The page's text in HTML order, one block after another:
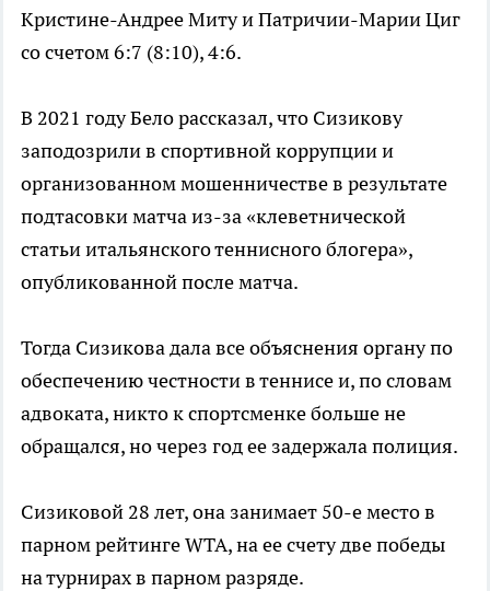
Кристине-Андрее Миту и Патричии-Марии Циг
со счетом 6:7 (8:10), 4:6.
В 2021 году Бело рассказал, что Сизикову
заподозрили в спортивной коррупции и
организованном мошенничестве в результате
подтасовки матча из-за «клеветнической
статьи итальянского теннисного блогера»,
опубликованной после матча.
Тогда Сизикова дала все объяснения органу по
обеспечению честности в теннисе и, по словам
адвоката, никто к спортсменке больше не
обращался, но через год ее задержала полиция.
Сизиковой 28 лет, она занимает 50-е место в
парном рейтинге WTA, на ее счету две победы
на турнирах в парном разряде.